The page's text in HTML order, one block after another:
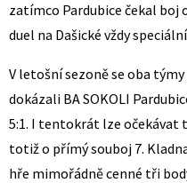
zatímco Pardubice čekal boj
duel na Dašické vždy
V letošní sezoně se oba
dokázali BA SOKOLI
5:1. I tentokrát lze očekávat
totiž o přímý souboj 7.
hře mimořádně cenné tři